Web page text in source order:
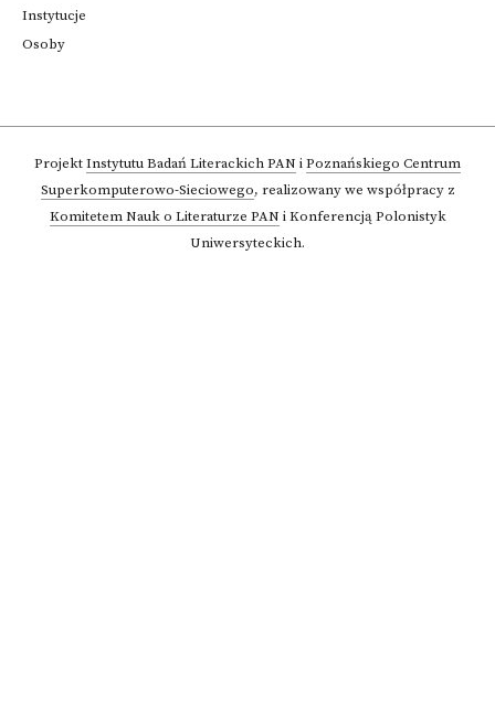
Instytucje
Osoby
ProjektInstytutu Badań Literackich PAN iPoznańskiego Centrum
Superkomputerowo-Sieciowego, realizowany we współpracy z
Komitetem Nauk o Literaturze PAN i Konferencją Polonistyk
Uniwersyteckich.